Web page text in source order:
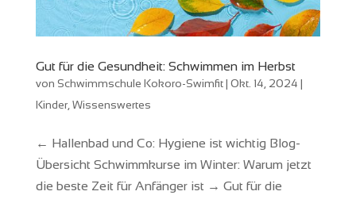
Gut für die Gesundheit: Schwimmen im Herbst
von Schwimmschule Kokoro-Swimfit| Okt. 14, 2024 |
Kinder, Wissenswertes
← Hallenbad und Co: Hygiene ist wichtig Blog-
Übersicht Schwimmkurse im Winter: Warum jetzt
die beste Zeit für Anfänger ist → Gut für die